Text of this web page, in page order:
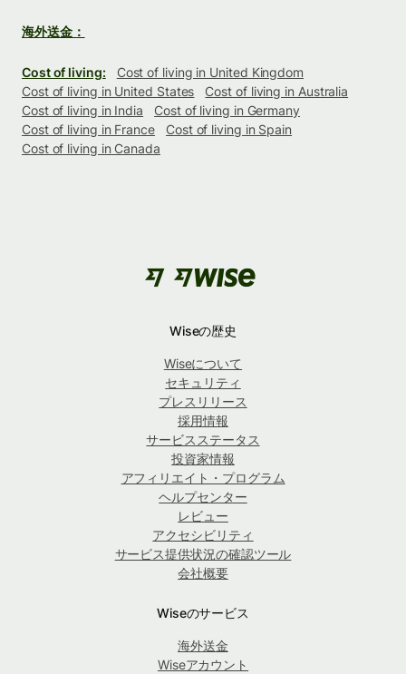
海外送金：
Cost of living:
Cost of living in United Kingdom
Cost of living in United States
Cost of living in Australia
Cost of living in India
Cost of living in Germany
Cost of living in France
Cost of living in Spain
Cost of living in Canada
Wiseの歴史
Wiseについて
セキュリティ
プレスリリース
採用情報
サービスステータス
投資家情報
アフィリエイト・プログラム
ヘルプセンター
レビュー
アクセシビリティ
サービス提供状況の確認ツール
会社概要
Wiseのサービス
海外送金
Wiseアカウント